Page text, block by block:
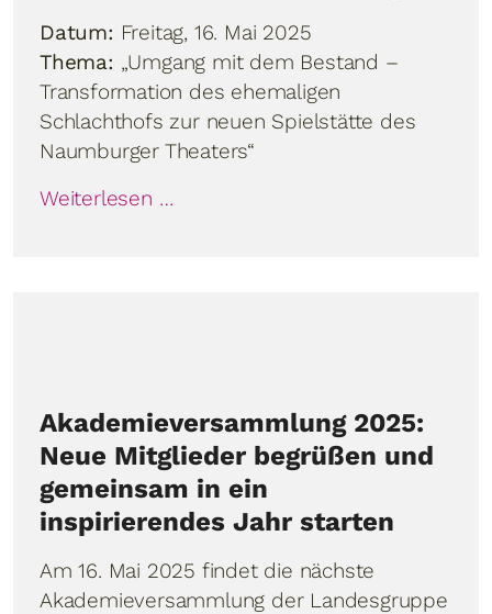
Datum: Freitag, 16. Mai 2025
Thema: „Umgang mit dem Bestand –
Transformation des ehemaligen
Schlachthofs zur neuen Spielstätte des
Naumburger Theaters“
Weiterlesen …
Akademieversammlung 2025:
Neue Mitglieder begrüßen und
gemeinsam in ein
inspirierendes Jahr starten
Am 16. Mai 2025 findet die nächste
Akademieversammlung der Landesgruppe